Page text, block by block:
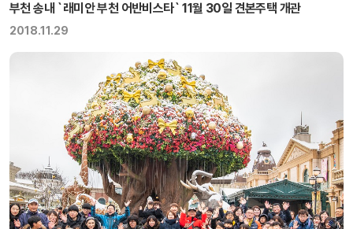
부천 송내 `래미안 부천 어반비스타` 11월 30일 견본주택 개관
2018.11.29